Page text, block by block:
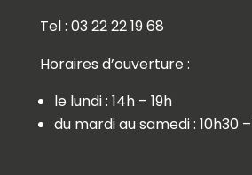
Tel : 03 22 22 19 68
Horaires d’ouverture :
le lundi : 14h – 19h
du mardi au samedi : 10h30 –